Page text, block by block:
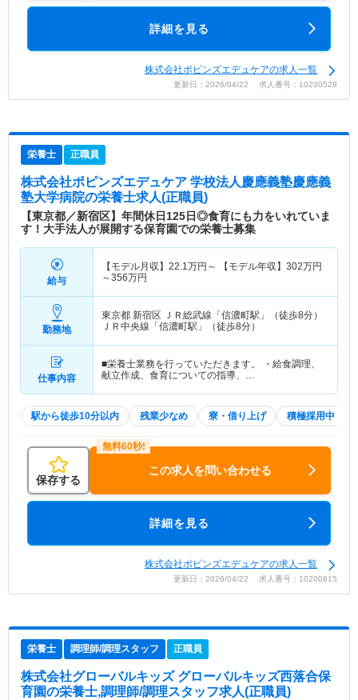
詳細を見る
株式会社ポピンズエデュケアの求人一覧
更新日：2026/04/22 求人番号：10200528
栄養士 正職員
株式会社ポピンズエデュケア 学校法人慶應義塾慶應義
塾大学病院の栄養士求人(正職員)
【東京都／新宿区】年間休日125日◎食育にも力をいれていま
す！大手法人が展開する保育園での栄養士募集
給与
【モデル月収】 22.1万円～ 【モデル年収】 302万円
～356万円
勤務地
東京都 新宿区 ＪＲ総武線「信濃町駅」（徒歩8分）
ＪＲ中央線「信濃町駅」（徒歩8分）
仕事内容
■栄養士業務を行っていただきます。 ・給食調理、
献立作成、食育についての指導、…
駅から徒歩10分以内 残業少なめ 寮・借り上げ 積極採用中
保存する
この求人を問い合わせる
詳細を見る
株式会社ポピンズエデュケアの求人一覧
更新日：2026/04/22 求人番号：10200815
栄養士 調理師/調理スタッフ 正職員
株式会社グローバルキッズ グローバルキッズ西落合保
育園の栄養士,調理師/調理スタッフ求人(正職員)